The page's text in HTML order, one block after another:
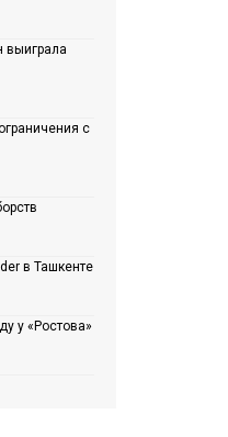
выиграла
с
в Ташкенте
у «Ростова»